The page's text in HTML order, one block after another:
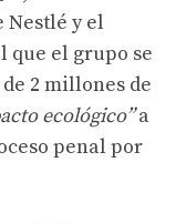
Nestlé y el
el grupo se
2 millones de
ecológico”a
penal por